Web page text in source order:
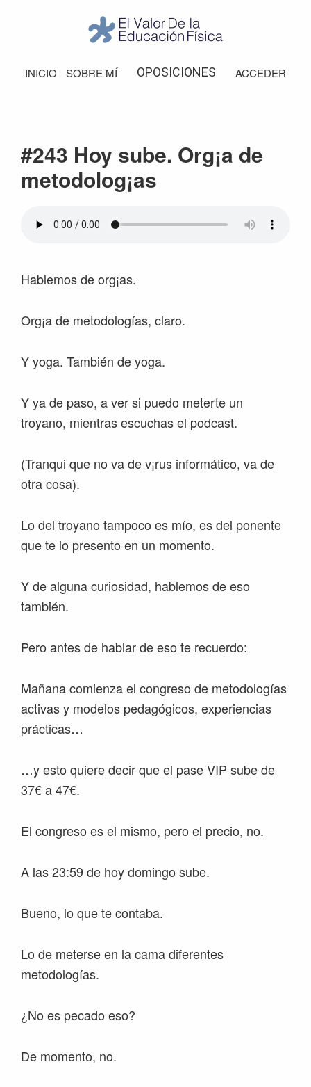
navegación
principal
barra
Valor
de
INICIO SOBRE MÍ OPOSICIONES ACCEDER
#243 Hoy sube. Org¡a de
metodolog¡as
Hablemos de org¡as.
Org¡a de metodologías, claro.
Y yoga. También de yoga.
Y ya de paso, a ver si puedo meterte un
troyano, mientras escuchas el podcast.
(Tranqui que no va de v¡rus informático, va de
otra cosa).
Lo del troyano tampoco es mío, es del ponente
que te lo presento en un momento.
Y de alguna curiosidad, hablemos de eso
también.
Pero antes de hablar de eso te recuerdo:
Mañana comienza el congreso de metodologías
activas y modelos pedagógicos, experiencias
prácticas…
…y esto quiere decir que el pase VIP sube de
37€ a 47€.
El congreso es el mismo, pero el precio, no.
A las 23:59 de hoy domingo sube.
Bueno, lo que te contaba.
Lo de meterse en la cama diferentes
metodologías.
¿No es pecado eso?
De momento, no.